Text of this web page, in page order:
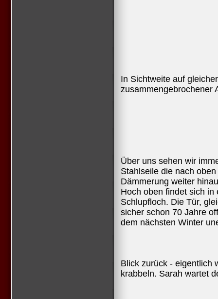
In Sichtweite auf
zusammengebrochener
Über uns sehen wir
Stahlseile die nach
Dämmerung weiter
Hoch oben findet sich
Schlupfloch. Die Tür,
sicher schon 70 Jahre
dem nächsten Winter
Blick zurück - eigentlich
krabbeln. Sarah wartet